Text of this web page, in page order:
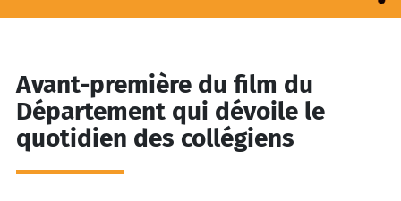
Avant-première du film du
Département qui dévoile le
quotidien des collégiens